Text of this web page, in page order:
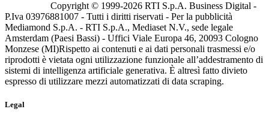
Copyright © 1999-2026 RTI S.p.A. Business Digital -
P.Iva 03976881007 - Tutti i diritti riservati - Per la pubblicità
Mediamond S.p.A. - RTI S.p.A., Mediaset N.V., sede legale
Amsterdam (Paesi Bassi) - Uffici Viale Europa 46, 20093 Cologno
Monzese (MI)Rispetto ai contenuti e ai dati personali trasmessi e/o
riprodotti è vietata ogni utilizzazione funzionale all’addestramento di
sistemi di intelligenza artificiale generativa. È altresì fatto divieto
espresso di utilizzare mezzi automatizzati di data scraping.
Legal